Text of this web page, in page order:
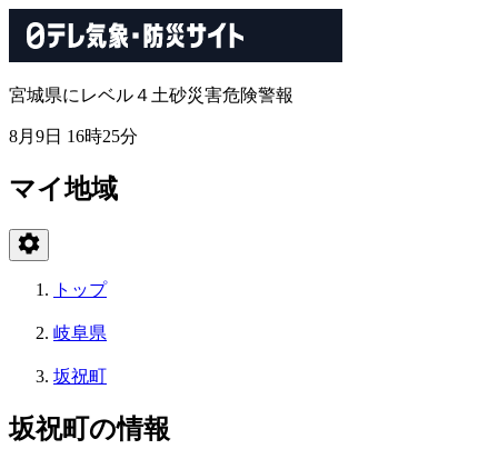
宮城県にレベル４土砂災害危険警報
8月9日 16時25分
マイ地域
トップ
岐阜県
坂祝町
坂祝町の情報